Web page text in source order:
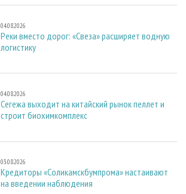
04.08.2026
Реки вместо дорог: «Свеза» расширяет водную
логистику
04.08.2026
Сегежа выходит на китайский рынок пеллет и
строит биохимкомплекс
03.08.2026
Кредиторы «Соликамскбумпрома» настаивают
на введении наблюдения